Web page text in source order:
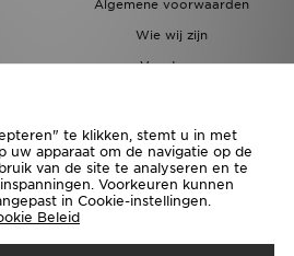
Algemene voorwaarden
Wie wij zijn
Vacatures
Naar
te klikken, stemt u in met
uw apparaat om de navigatie op de
van de site te analyseren en te
Voorkeuren kunnen
in Cookie-instellingen.
Beleid